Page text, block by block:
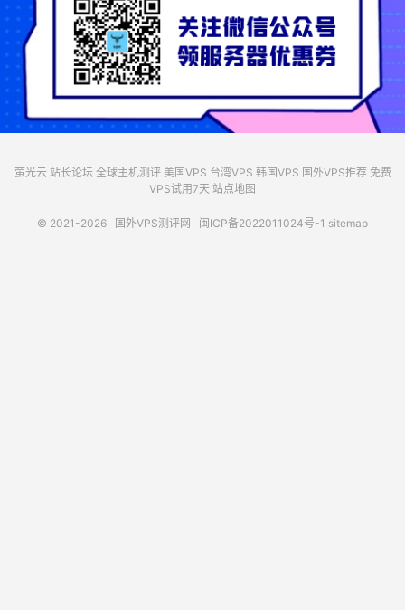
萤光云 站长论坛 全球主机测评 美国VPS 台湾VPS 韩国VPS 国外VPS推荐 免费
VPS试用7天 站点地图
© 2021-2026 国外VPS测评网 闽ICP备2022011024号-1 sitemap